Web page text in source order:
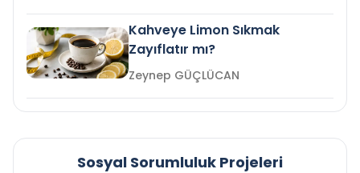
Kahveye Limon Sıkmak
Zayıflatır mı?
Zeynep GÜÇLÜCAN
Sosyal Sorumluluk Projeleri